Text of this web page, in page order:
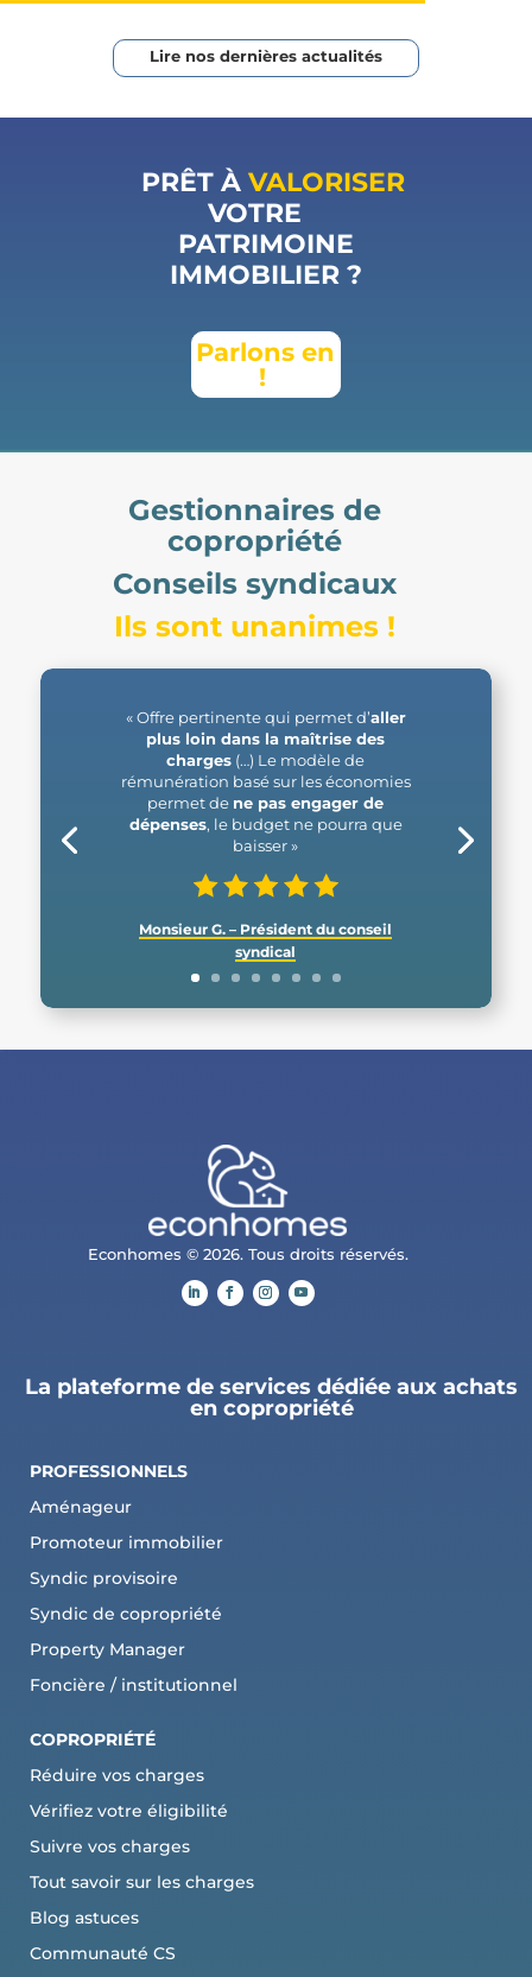
Lire nos dernières actualités
PRÊT À VALORISER
VOTRE
PATRIMOINE
IMMOBILIER ?
Parlons en
!
Gestionnaires de
copropriété
Conseils syndicaux
Ils sont unanimes !
« Offre pertinente qui permet d’aller
plus loin dans la maîtrise des
charges (…) Le modèle de
rémunération basé sur les économies
permet de ne pas engager de
dépenses, le budget ne pourra que
baisser »
Monsieur G. – Président du conseil
syndical
Econhomes © 2026. Tous droits réservés.
La plateforme de services dédiée aux achats
en copropriété
PROFESSIONNELS
Aménageur
Promoteur immobilier
Syndic provisoire
Syndic de copropriété
Property Manager
Foncière / institutionnel
COPROPRIÉTÉ
Réduire vos charges
Vérifiez votre éligibilité
Suivre vos charges
Tout savoir sur les charges
Blog astuces
Communauté CS